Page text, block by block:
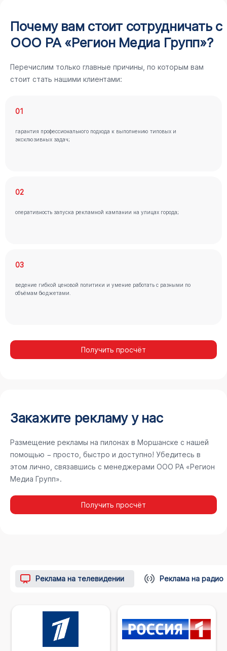
Почему вам стоит сотрудничать с
ООО РА «Регион Медиа Групп»?
Перечислим только главные причины, по которым вам
стоит стать нашими клиентами:
01
гарантия профессионального подхода к выполнению типовых и
эксклюзивных задач;
02
оперативность запуска рекламной кампании на улицах города;
03
ведение гибкой ценовой политики и умение работать с разными по
объёмам бюджетами.
Получить просчёт
Закажите рекламу у нас
Размещение рекламы на пилонах в Моршанске с нашей
помощью − просто, быстро и доступно! Убедитесь в
этом лично, связавшись с менеджерами ООО РА «Регион
Медиа Групп».
Получить просчёт
Реклама на телевидении Реклама на радио